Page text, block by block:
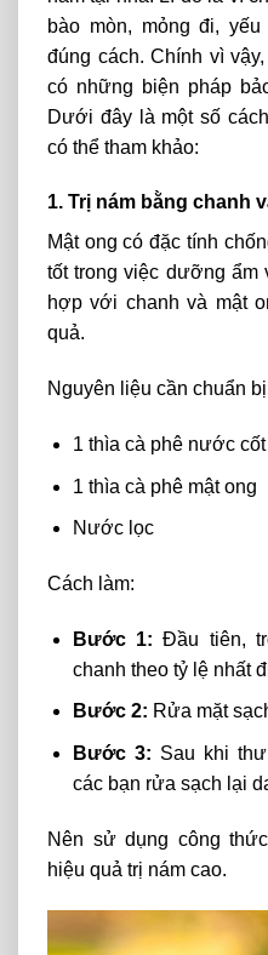
bào mòn, mỏng đi,
đúng cách. Chính vì
có những biện pháp
Dưới đây là một số
có thể tham khảo:
1. Trị nám bằng chanh
Mật ongcó đặc tính
tốt trong việc dưỡng ẩm
hợpvới chanh và mật
quả.
Nguyên liệu cần chuẩn
1 thìa cà phê nước
1 thìa cà phê mật ong
Nước lọc
Cách làm:
Bước 1: Đầu tiên,
chanh theo tỷlệ nhất
Bước 2: Rửa mặt
Bước 3: Sau khi
các bạn rửa sạch lại
Nên sử dụng công
hiệu quả trị nám cao.